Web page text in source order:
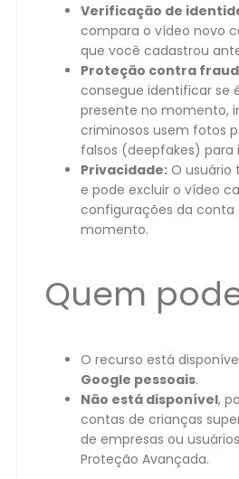
Verificação de
compara o vídeo novo
que você cadastrou
Proteção contra
consegue identificar se
presente no momento,
criminosos usem fotos
falsos (deepfakes) para
Privacidade: O
e pode excluir o vídeo
configurações da conta
momento.
Quem
O recurso está
Google pessoais.
Não está disponível,
contas de crianças
de empresas ou
Proteção Avançada.